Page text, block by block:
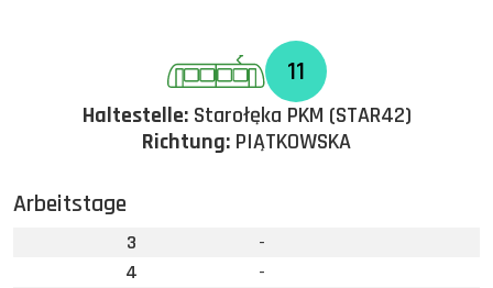
11
Haltestelle:Starołęka PKM (STAR42)
Richtung: PIĄTKOWSKA
Arbeitstage
3
-
4
-